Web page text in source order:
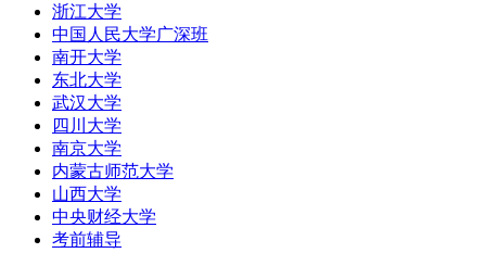
浙江大学
中国人民大学广深班
南开大学
东北大学
武汉大学
四川大学
南京大学
内蒙古师范大学
山西大学
中央财经大学
考前辅导